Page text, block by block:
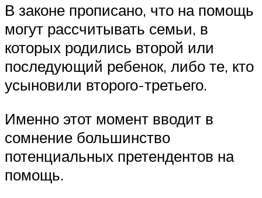
В законе прописано, что на помощь
могут рассчитывать семьи, в
которых родились второй или
последующий ребенок, либо те, кто
усыновили второго-третьего.
Именно этот момент вводит в
сомнение большинство
потенциальных претендентов на
помощь.